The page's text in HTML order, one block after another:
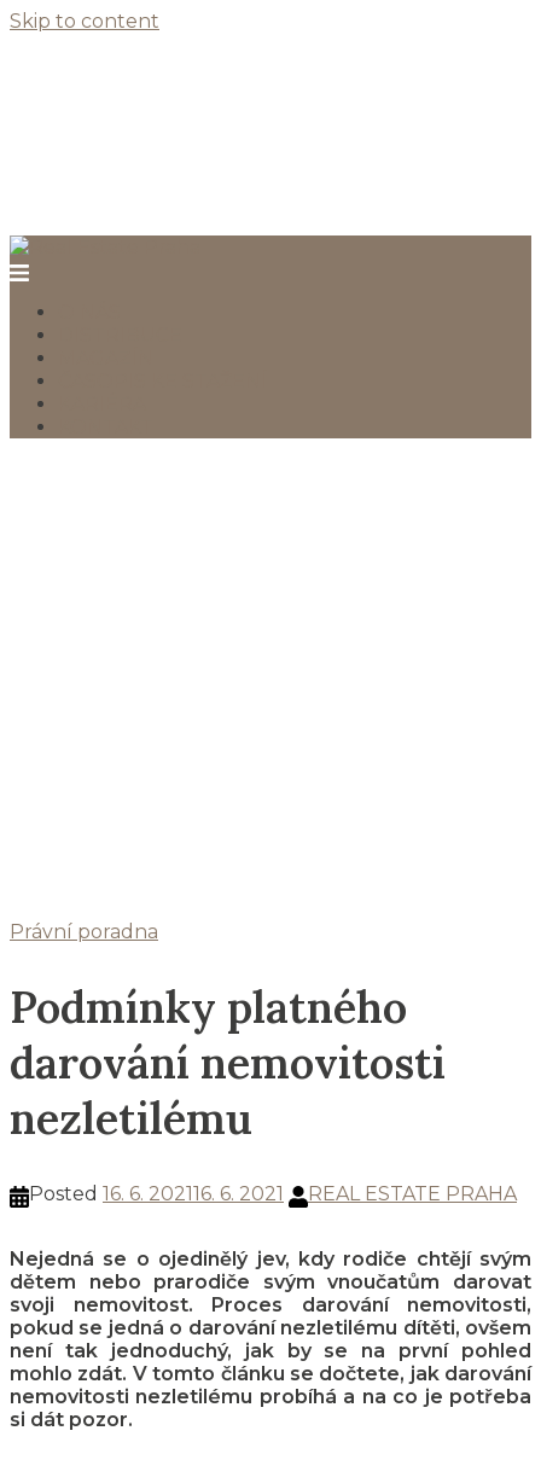
Skip to content
Právní poradna
Podmínky platného
darování nemovitosti
nezletilému
Posted 16. 6. 202116. 6. 2021 REAL ESTATE PRAHA
Nejedná se o ojedinělý jev, kdy rodiče chtějí svým
dětem nebo prarodiče svým vnoučatům darovat
svoji nemovitost. Proces darování nemovitosti,
pokud se jedná o darování nezletilému dítěti, ovšem
není tak jednoduchý, jak by se na první pohled
mohlo zdát. V tomto článku se dočtete, jak darování
nemovitosti nezletilému probíhá a na co je potřeba
si dát pozor.